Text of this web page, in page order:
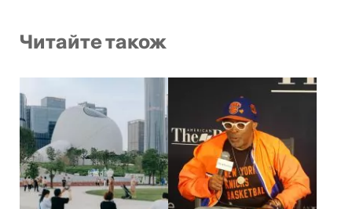
Читайте також